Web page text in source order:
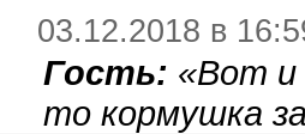
03.12.2018 в
Гость: «Вот и
то кормушка